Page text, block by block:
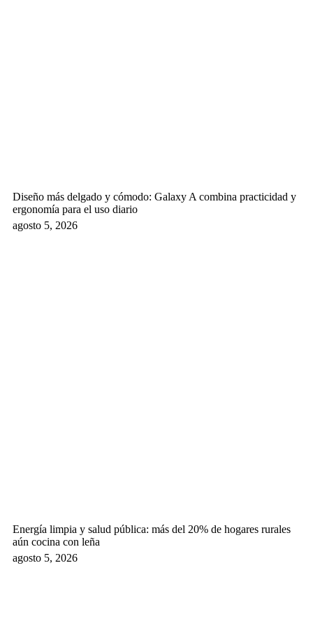
Diseño más delgado y cómodo: Galaxy A combina practicidad y
ergonomía para el uso diario
agosto 5, 2026
Energía limpia y salud pública: más del 20% de hogares rurales
aún cocina con leña
agosto 5, 2026